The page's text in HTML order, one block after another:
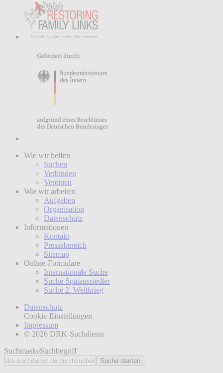
Wie wir helfen
Suchen
Verbinden
Vereinen
Wie wir arbeiten
Aufgaben
Organisation
Datenschutz
Informationen
Kontakt
Pressebereich
Sitemap
Online-Formulare
Internationale Suche
Suche Spätaussiedler
Suche 2. Weltkrieg
Datenschutz
Cookie-Einstellungen
Impressum
© 2026 DRK-Suchdienst
SuchmaskeSuchbegriff
Suche starten